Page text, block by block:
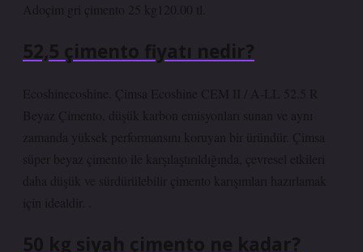
Adoçim gri çimento 25 kg120.00 tl.
52,5 çimento fiyatı nedir?
Ecoshinecoshine. Çimsa Ecoshine CEM II / A-LL 52.5 R
Beyaz Çimento, düşük karbon emisyonları sunan ve aynı
zamanda yüksek performansını koruyan bir üründür. Çimsa
süper beyaz çimento ile karşılaştırıldığında, çevresel etkileri
daha düşük ve sürdürülebilir çimento karışımları hazırlamak
için idealdir. .
50 kg siyah çimento ne kadar?